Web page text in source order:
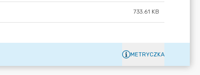
733.61 KB
METRYCZKA